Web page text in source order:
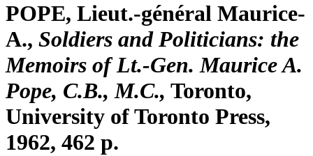
POPE, Lieut.-général Maurice-
A., Soldiers and Politicians: the
Memoirs of Lt.-Gen. Maurice A.
Pope, C.B., M.C., Toronto,
University of Toronto Press,
1962, 462 p.